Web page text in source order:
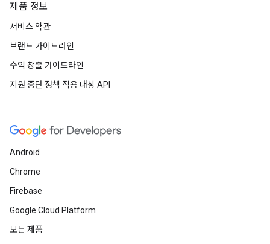
제품 정보
서비스 약관
브랜드 가이드라인
수익 창출 가이드라인
지원 중단 정책 적용 대상 API
Android
Chrome
Firebase
Google Cloud Platform
모든 제품